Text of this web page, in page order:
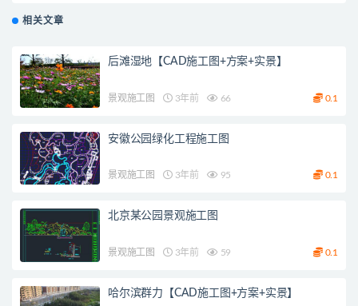
相关文章
后滩湿地【CAD施工图+方案+实景】
景观施工图 3年前 66 0.1
安徽公园绿化工程施工图
景观施工图 3年前 95 0.1
北京某公园景观施工图
景观施工图 3年前 59 0.1
哈尔滨群力【CAD施工图+方案+实景】